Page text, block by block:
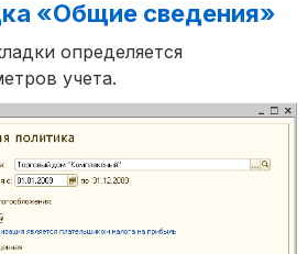
«Общие сведения»
определяется
учета.